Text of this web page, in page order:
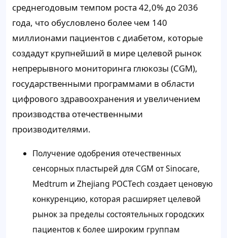
среднегодовым темпом роста 42,0% до 2036
года, что обусловлено более чем 140
миллионами пациентов с диабетом, которые
создадут крупнейший в мире целевой рынок
непрерывного мониторинга глюкозы (CGM),
государственными программами в области
цифрового здравоохранения и увеличением
производства отечественными
производителями.
Получение одобрения отечественных
сенсорных пластырей для CGM от Sinocare,
Medtrum и Zhejiang POCTech создает ценовую
конкуренцию, которая расширяет целевой
рынок за пределы состоятельных городских
пациентов к более широким группам